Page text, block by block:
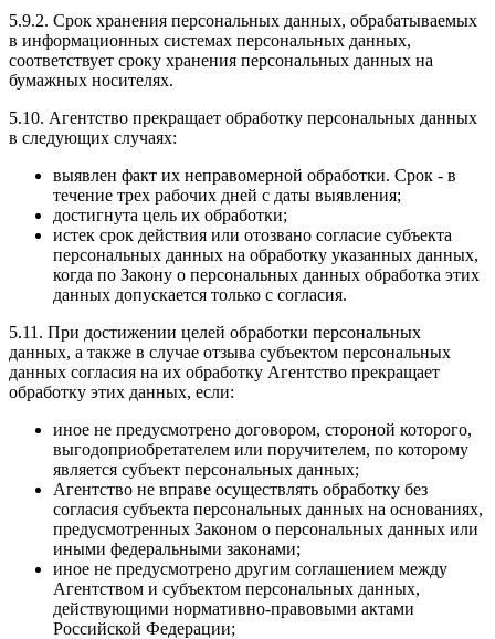
5.9.2. Срок хранения персональных данных, обрабатываемых
в информационных системах персональных данных,
соответствует сроку хранения персональных данных на
бумажных носителях.
5.10. Агентство прекращает обработку персональных данных
в следующих случаях:
выявлен факт их неправомерной обработки. Срок - в
течение трех рабочих дней с даты выявления;
достигнута цель их обработки;
истек срок действия или отозвано согласие субъекта
персональных данных на обработку указанных данных,
когда по Закону о персональных данных обработка этих
данных допускается только с согласия.
5.11. При достижении целей обработки персональных
данных, а также в случае отзыва субъектом персональных
данных согласия на их обработку Агентство прекращает
обработку этих данных, если:
иное не предусмотрено договором, стороной которого,
выгодоприобретателем или поручителем, по которому
является субъект персональных данных;
Агентство не вправе осуществлять обработку без
согласия субъекта персональных данных на основаниях,
предусмотренных Законом о персональных данных или
иными федеральными законами;
иное не предусмотрено другим соглашением между
Агентством и субъектом персональных данных,
действующими нормативно-правовыми актами
Российской Федерации;